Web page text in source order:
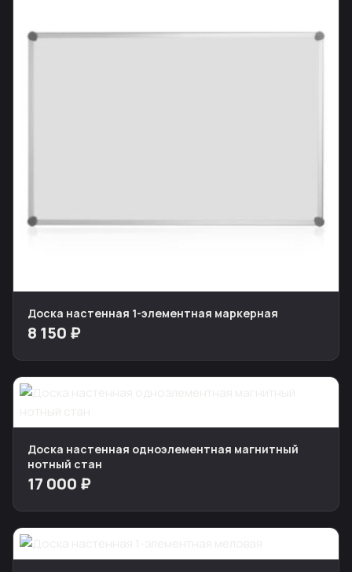
Доска настенная 1-элементная маркерная
8 150 ₽
Доска настенная одноэлементная магнитный
нотный стан
17 000 ₽